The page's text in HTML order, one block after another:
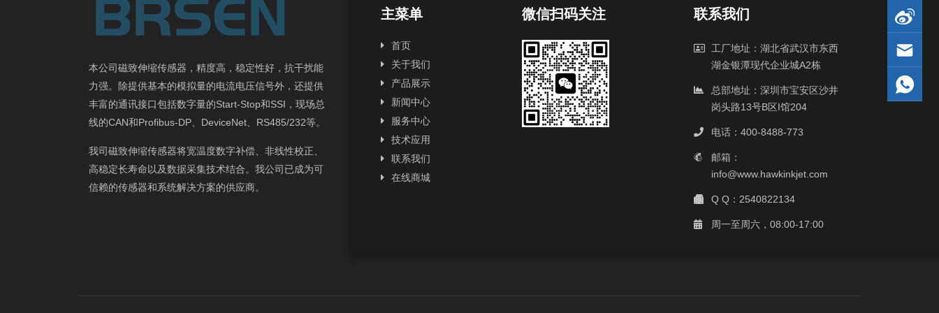
本公司磁致伸缩传感器，精度高，稳定性好，抗干扰能
力强。除提供基本的模拟量的电流电压信号外，还提供
丰富的通讯接口包括数字量的Start-Stop和SSI，现场总
线的CAN和Profibus-DP、DeviceNet、RS485/232等。
我司磁致伸缩传感器将宽温度数字补偿、非线性校正、
高稳定长寿命以及数据采集技术结合。我公司已成为可
信赖的传感器和系统解决方案的供应商。
主菜单
首页
关于我们
产品展示
新闻中心
服务中心
技术应用
联系我们
在线商城
微信扫码关注 联系我们
工厂地址：湖北省武汉市东西
湖金银潭现代企业城A2栋
总部地址：深圳市宝安区沙井
岗头路13号B区I馆204
电话：400-8488-773
邮箱：
info@www.hawkinkjet.com
Q Q：2540822134
周一至周六，08:00-17:00